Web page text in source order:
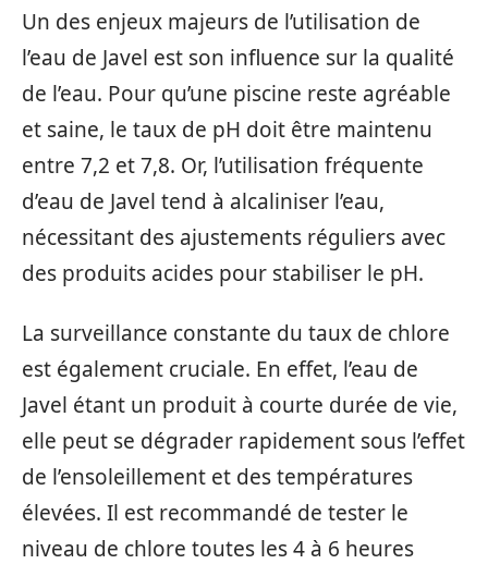
Un des enjeux majeurs de l’utilisation de
l’eau de Javel est son influence sur la qualité
de l’eau. Pour qu’une piscine reste agréable
et saine, le taux de pH doit être maintenu
entre 7,2 et 7,8. Or, l’utilisation fréquente
d’eau de Javel tend à alcaliniser l’eau,
nécessitant des ajustements réguliers avec
des produits acides pour stabiliser le pH.
La surveillance constante du taux de chlore
est également cruciale. En effet, l’eau de
Javel étant un produit à courte durée de vie,
elle peut se dégrader rapidement sous l’effet
de l’ensoleillement et des températures
élevées. Il est recommandé de tester le
niveau de chlore toutes les 4 à 6 heures